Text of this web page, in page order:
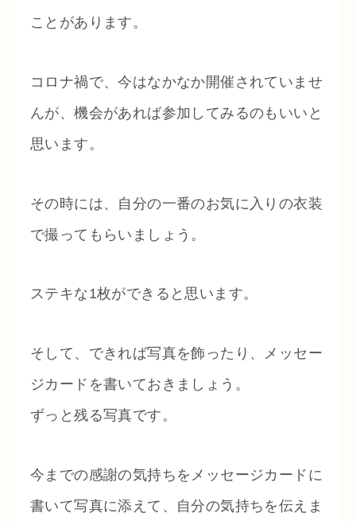
ことがあります。
コロナ禍で、今はなかなか開催されていませ
んが、機会があれば参加してみるのもいいと
思います。
その時には、自分の一番のお気に入りの衣装
で撮ってもらいましょう。
ステキな1枚ができると思います。
そして、できれば写真を飾ったり、メッセー
ジカードを書いておきましょう。
ずっと残る写真です。
今までの感謝の気持ちをメッセージカードに
書いて写真に添えて、自分の気持ちを伝えま